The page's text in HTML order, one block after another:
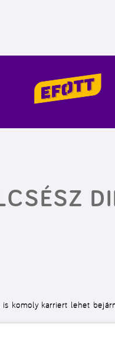
is komoly karriert lehet